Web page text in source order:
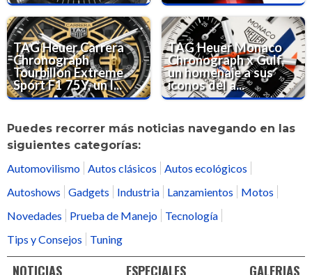
TAG Heuer Carrera
Chronograph
Tourbillon Extreme
Sport F1 75Y, un l...
TAG Heuer Monaco
Chronograph x Gulf,
un homenaje a sus
iconos del a...
Puedes recorrer más noticias navegando en las
siguientes categorías:
Automovilismo Autos clásicos
Autos ecológicos
Autoshows
Gadgets Industria Lanzamientos
Motos
Novedades
Prueba de Manejo
Tecnología
Tips y Consejos
Tuning
NOTICIAS ESPECIALES GALERIAS